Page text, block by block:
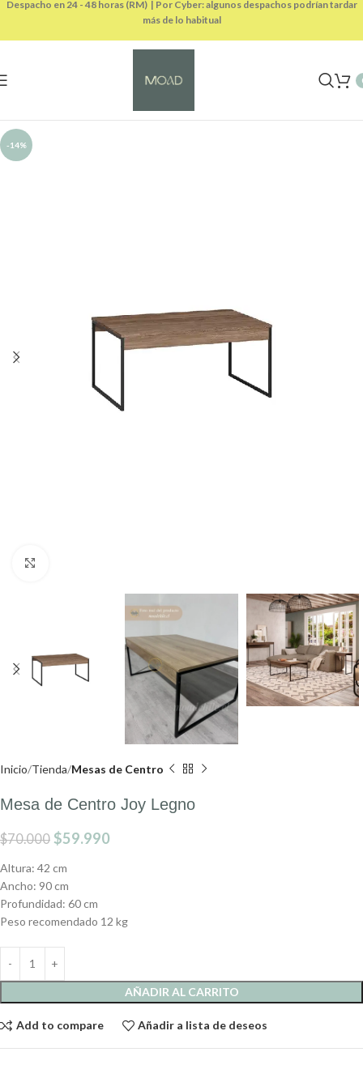
-14%
Inicio Tienda Mesas de Centro
Mesa de Centro Joy Legno
$70.000 $59.990
Altura: 42 cm
Ancho: 90 cm
Profundidad: 60 cm
Peso recomendado 12 kg
AÑADIR AL CARRITO
Add to compare Añadir a lista de deseos
Despacho en 24 - 48 horas (RM) | Por Cyber: algunos despachos podrían tardar
más de lo habitual